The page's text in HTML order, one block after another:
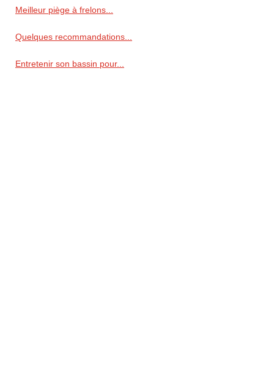
Meilleur piège à frelons...
Quelques recommandations...
Entretenir son bassin pour...